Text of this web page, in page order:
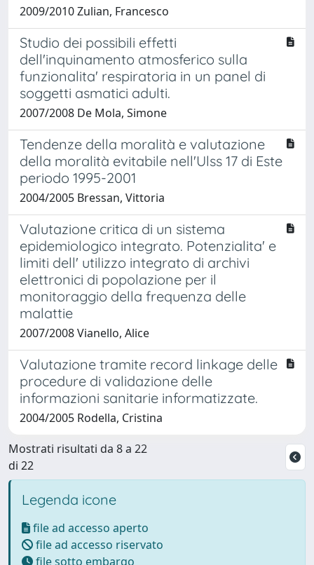
2009/2010 Zulian, Francesco
Studio dei possibili effetti
dell'inquinamento atmosferico sulla
funzionalita' respiratoria in un panel di
soggetti asmatici adulti.
2007/2008 De Mola, Simone
Tendenze della moralità e valutazione
della moralità evitabile nell'Ulss 17 di Este
periodo 1995-2001
2004/2005 Bressan, Vittoria
Valutazione critica di un sistema
epidemiologico integrato. Potenzialita' e
limiti dell' utilizzo integrato di archivi
elettronici di popolazione per il
monitoraggio della frequenza delle
malattie
2007/2008 Vianello, Alice
Valutazione tramite record linkage delle
procedure di validazione delle
informazioni sanitarie informatizzate.
2004/2005 Rodella, Cristina
Mostrati risultati da 8 a 22
di 22
Legenda icone
file ad accesso aperto
file ad accesso riservato
file sotto embargo